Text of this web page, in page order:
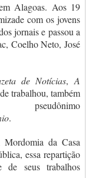
Alagoas. Aos 19
com os jovens
jornais e passou a
Coelho Neto, José
de Notícias,A
trabalhou, também
.
da Casa
essa repartição
seus trabalhos